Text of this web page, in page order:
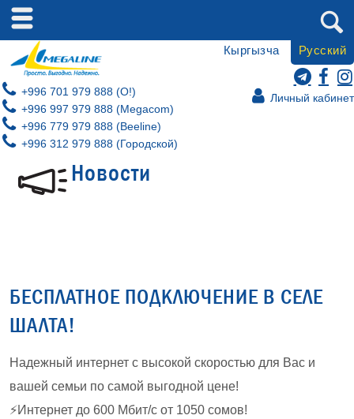
Личный кабинет
+996 701 979 888 (O!)
+996 997 979 888 (Megacom)
+996 779 979 888 (Beeline)
+996 312 979 888 (Городской)
Кыргызча Русский
Новости
БЕСПЛАТНОЕ ПОДКЛЮЧЕНИЕ В СЕЛЕ
ШАЛТА!
Надежный интернет с высокой скоростью для Вас и
вашей семьи по самой выгодной цене!
⚡Интернет до 600 Мбит/с от 1050 сомов!